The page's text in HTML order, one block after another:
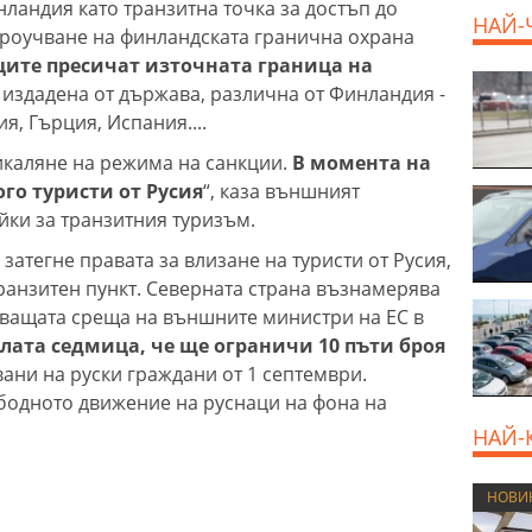
като транзитна точка за достъп до
на финландската гранична охрана
пресичат източната граница на
издадена от държава, различна от Финландия -
Гърция, Испания....
на режима на санкции. В момента на
туристи от Русия“, каза външният
за транзитния туризъм.
правата за влизане на туристи от Русия,
пункт. Северната страна възнамерява
среща на външните министри на ЕС в
седмица, че ще ограничи 10 пъти броя
на руски граждани от 1 септември.
движение на руснаци на фона на
НАЙ-